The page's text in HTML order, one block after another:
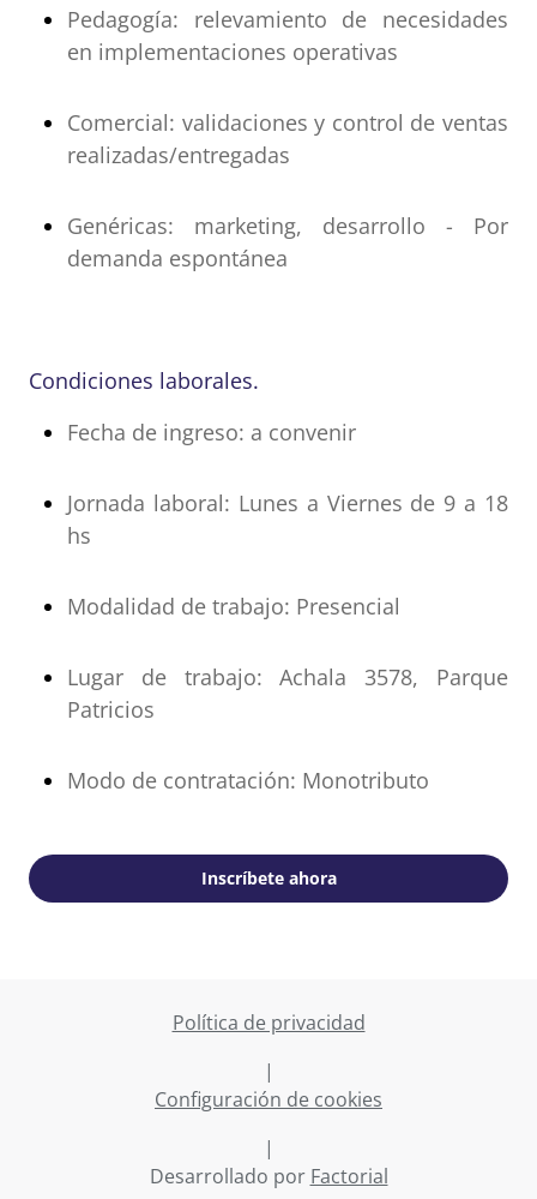
Pedagogía: relevamiento de necesidades
en implementaciones operativas
Comercial: validaciones y control de ventas
realizadas/entregadas
Genéricas: marketing, desarrollo - Por
demanda espontánea
Condiciones laborales.
Fecha de ingreso: a convenir
Jornada laboral: Lunes a Viernes de 9 a 18
hs
Modalidad de trabajo: Presencial
Lugar de trabajo: Achala 3578, Parque
Patricios
Modo de contratación: Monotributo
Inscríbete ahora
Política de privacidad
|
Configuración de cookies
|
Desarrollado por Factorial